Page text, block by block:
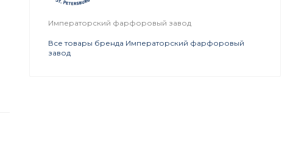
Императорский фарфоровый завод
Все товары бренда Императорский фарфоровый
завод